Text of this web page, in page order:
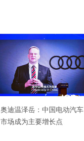
奥迪温泽岳：中国电动汽车
市场成为主要增长点